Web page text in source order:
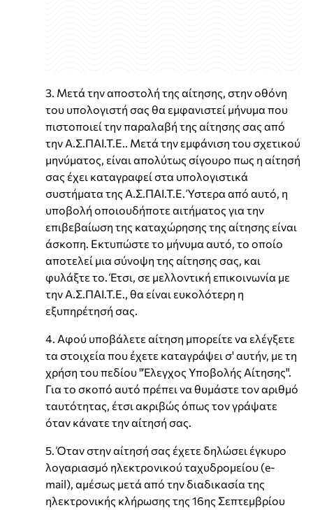
3. Μετά την αποστολή της αίτησης, στην οθόνη
του υπολογιστή σας θα εμφανιστεί μήνυμα που
πιστοποιεί την παραλαβή της αίτησης σας από
την Α.Σ.ΠΑΙ.Τ.Ε.. Μετά την εμφάνιση του σχετικού
μηνύματος, είναι απολύτως σίγουρο πως η αίτησή
σας έχει καταγραφεί στα υπολογιστικά
συστήματα της Α.Σ.ΠΑΙ.Τ.Ε. Ύστερα από αυτό, η
υποβολή οποιουδήποτε αιτήματος για την
επιβεβαίωση της καταχώρησης της αίτησης είναι
άσκοπη. Εκτυπώστε το μήνυμα αυτό, το οποίο
αποτελεί μια σύνοψη της αίτησης σας, και
φυλάξτε το. Έτσι, σε μελλοντική επικοινωνία με
την Α.Σ.ΠΑΙ.Τ.Ε., θα είναι ευκολότερη η
εξυπηρέτησή σας.
4. Αφού υποβάλετε αίτηση μπορείτε να ελέγξετε
τα στοιχεία που έχετε καταγράψει σ' αυτήν, με τη
χρήση του πεδίου "Έλεγχος Υποβολής Αίτησης".
Για το σκοπό αυτό πρέπει να θυμάστε τον αριθμό
ταυτότητας, έτσι ακριβώς όπως τον γράψατε
όταν κάνατε την αίτησή σας.
5. Όταν στην αίτησή σας έχετε δηλώσει έγκυρο
λογαριασμό ηλεκτρονικού ταχυδρομείου (e-
mail), αμέσως μετά από την διαδικασία της
ηλεκτρονικής κλήρωσης της 16ης Σεπτεμβρίου